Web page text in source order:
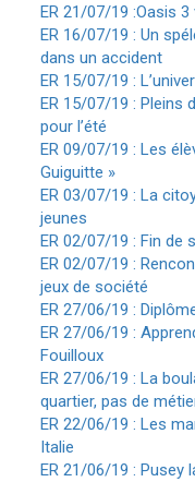
ER 21/07/19 :Oasis
ER 16/07/19 : Un
dans un accident
ER 15/07/19 :
ER 15/07/19 : Pleins
pour l’été
ER 09/07/19 : Les
Guiguitte »
ER 03/07/19 : La
jeunes
ER 02/07/19 : Fin de
ER 02/07/19 :
jeux de société
ER 27/06/19 :
ER 27/06/19 :
Fouilloux
ER 27/06/19 : La
quartier, pas de
ER 22/06/19 : Les
Italie
ER 21/06/19 : Pusey